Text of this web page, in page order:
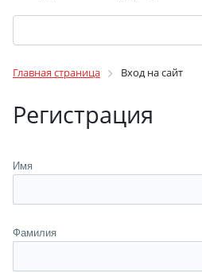
Главная страница Вход на сайт
Регистрация
Имя
Фамилия